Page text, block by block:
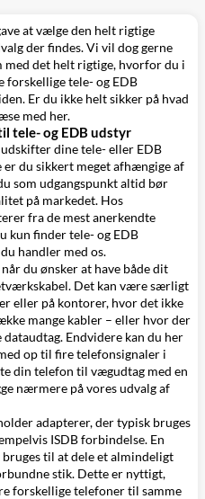
at vælge den helt rigtige
der findes. Vi vil dog gerne
med det helt rigtige, hvorfor du i
forskellige tele- og EDB
Er du ikke helt sikker på hvad
med her.
tele- og EDB udstyr
dine tele- eller EDB
du sikkert meget afhængige af
som udgangspunkt altid bør
på markedet. Hos
fra de mest anerkendte
kun finder tele- og EDB
handler med os.
du ønsker at have både dit
. Det kan være særligt
eller på kontorer, hvor det ikke
mange kabler – eller hvor der
dataudtag. Endvidere kan du her
op til fire telefonsignaler i
din telefon til vægudtag med en
nærmere påvores udvalg af
adapterer, der typisk bruges
ISDB forbindelse. En
til at dele et almindeligt
stik. Dette er nyttigt,
forskellige telefoner til samme